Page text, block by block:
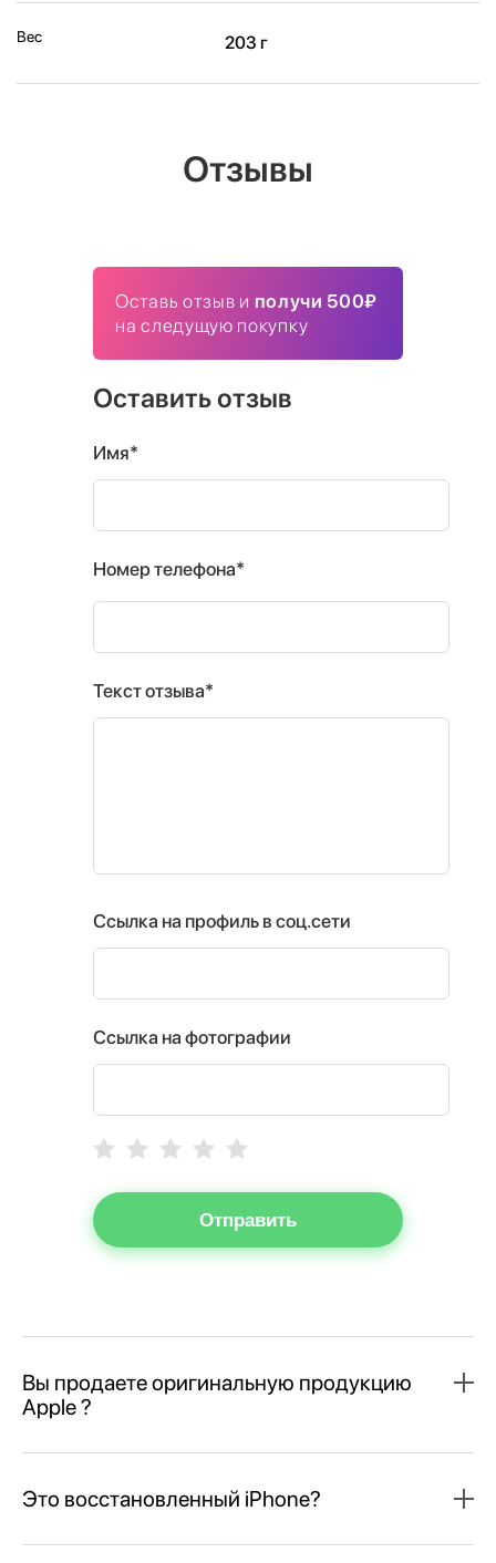
Вес 203 г
Отзывы
Оставь отзыв и получи 500₽
на следущую покупку
Оставить отзыв
Имя*
Номер телефона*
Текст отзыва*
Ссылка на профиль в соц.сети
Ссылка на фотографии
Отправить
Вы продаете оригинальную продукцию
Apple ?
Это восстановленный iPhone?